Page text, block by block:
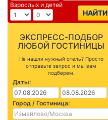
Взрослых и детей
НАЙТИ
ЭКСПРЕСС-ПОДБОР
ЛЮБОЙ ГОСТИНИЦЫ
Не нашли нужный отель? Просто
отправьте запрос и мы вам
подберем.
Даты:
Город / Гостиница: